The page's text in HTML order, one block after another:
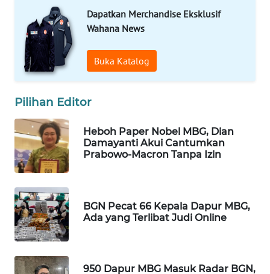
Dapatkan Merchandise Eksklusif
Wahana News
Buka Katalog
Pilihan Editor
Heboh Paper Nobel MBG, Dian
Damayanti Akui Cantumkan
Prabowo-Macron Tanpa Izin
BGN Pecat 66 Kepala Dapur MBG,
Ada yang Terlibat Judi Online
950 Dapur MBG Masuk Radar BGN,
CO ID
WAHANANEWS
NET
WAHANA
SPORT
WAHANA
UMKM
WAHANA
WAHANA
PERSONA
WAHANA